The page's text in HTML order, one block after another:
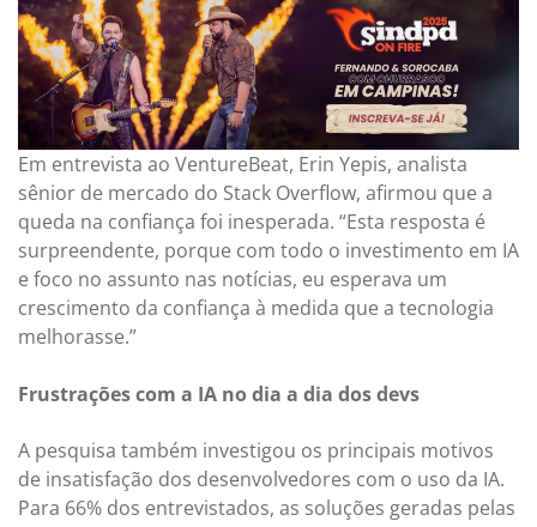
Em entrevista ao VentureBeat, Erin Yepis, analista
sênior de mercado do Stack Overflow, afirmou que a
queda na confiança foi inesperada. “Esta resposta é
surpreendente, porque com todo o investimento em IA
e foco no assunto nas notícias, eu esperava um
crescimento da confiança à medida que a tecnologia
melhorasse.”
Frustrações com a IA no dia a dia dos devs
A pesquisa também investigou os principais motivos
de insatisfação dos desenvolvedores com o uso da IA.
Para 66% dos entrevistados, as soluções geradas pelas